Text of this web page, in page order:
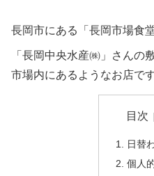
長岡市にある「長岡市場食
「長岡中央水産㈱」さんの
市場内にあるようなお店です
目次
日替
個人